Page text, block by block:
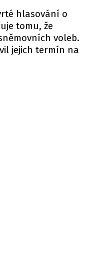
hlasování o
tomu, že
voleb.
jejich termín na